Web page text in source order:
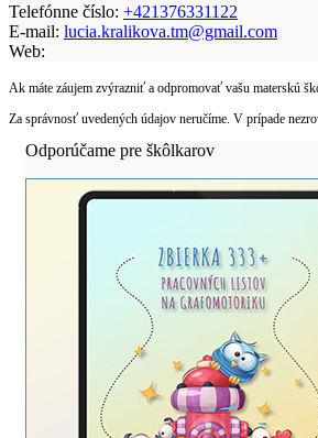
Telefónne číslo: +421376331122
E-mail: lucia.kralikova.tm@gmail.com
Web:
Ak máte záujem zvýrazniť a odpromovať vašu materskú
Za správnosť uvedených údajov neručíme. V prípade
Odporúčame pre škôlkarov